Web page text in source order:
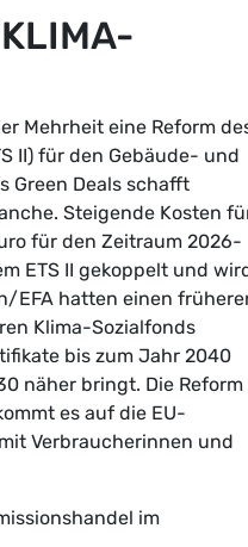
Mehrheit eine Reform
II) für den Gebäude- und
Green Deals schafft
Steigende Kosten
für den Zeitraum 2026-
ETS II gekoppelt und
EFA hatten einen
Klima-Sozialfonds
bis zum Jahr 2040
näher bringt. Die Reform
es auf die EU-
Verbraucherinnen und
im